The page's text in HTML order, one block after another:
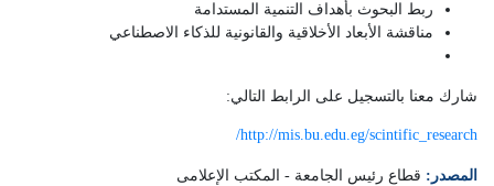
ربط البحوث بأهداف التنمية المستدامة
مناقشة الأبعاد الأخلاقية والقانونية للذكاء الاصطناعي
شارك معنا بالتسجيل على الرابط التالي:
http://mis.bu.edu.eg/scintific_research/
المصدر: قطاع رئيس الجامعة - المكتب الإعلامى